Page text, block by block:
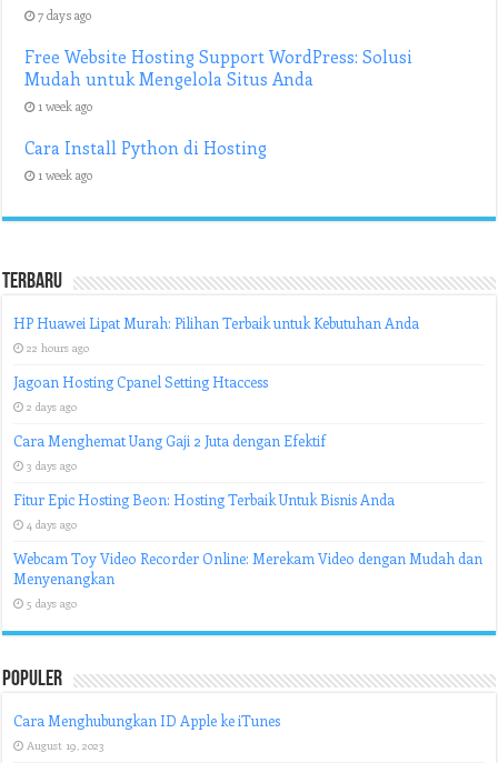
7 days ago
Free Website Hosting Support WordPress: Solusi
Mudah untuk Mengelola Situs Anda
1 week ago
Cara Install Python di Hosting
1 week ago
Terbaru
HP Huawei Lipat Murah: Pilihan Terbaik untuk Kebutuhan Anda
22 hours ago
Jagoan Hosting Cpanel Setting Htaccess
2 days ago
Cara Menghemat Uang Gaji 2 Juta dengan Efektif
3 days ago
Fitur Epic Hosting Beon: Hosting Terbaik Untuk Bisnis Anda
4 days ago
Webcam Toy Video Recorder Online: Merekam Video dengan Mudah dan
Menyenangkan
5 days ago
Populer
Cara Menghubungkan ID Apple ke iTunes
August 19, 2023